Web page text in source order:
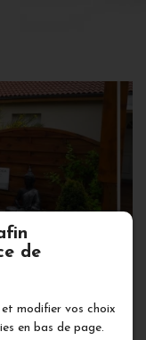
de
modifier vos choix
en bas de page.